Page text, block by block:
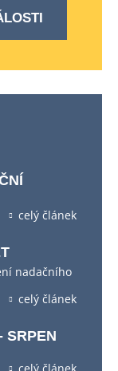
celý článek
nadačního
celý článek
SRPEN